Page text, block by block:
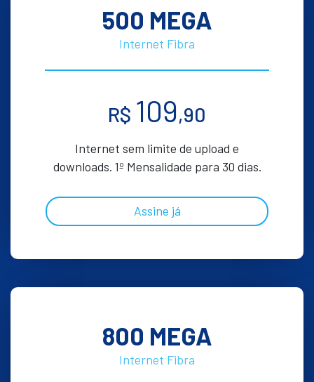
500 MEGA
Internet Fibra
R$ 109,90
Internet sem limite de upload e
downloads. 1º Mensalidade para 30 dias.
Assine já
800 MEGA
Internet Fibra